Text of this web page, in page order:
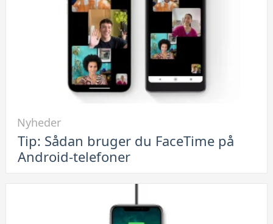
Tip:
Sådan
Nyheder
Tip: Sådan bruger du FaceTime på
Android-telefoner